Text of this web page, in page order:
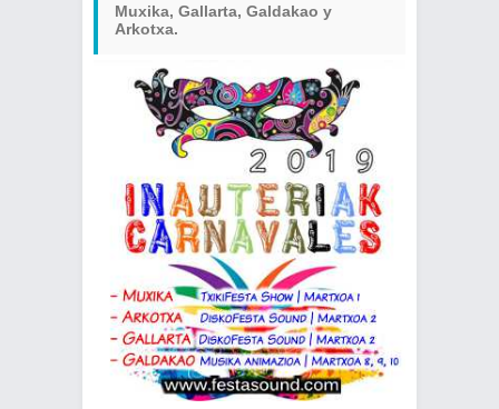
Muxika, Gallarta, Galdakao y
Arkotxa.